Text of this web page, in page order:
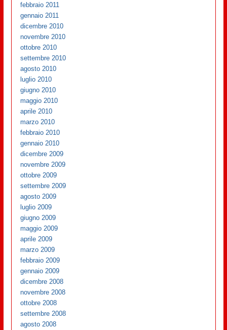
febbraio 2011
gennaio 2011
dicembre 2010
novembre 2010
ottobre 2010
settembre 2010
agosto 2010
luglio 2010
giugno 2010
maggio 2010
aprile 2010
marzo 2010
febbraio 2010
gennaio 2010
dicembre 2009
novembre 2009
ottobre 2009
settembre 2009
agosto 2009
luglio 2009
giugno 2009
maggio 2009
aprile 2009
marzo 2009
febbraio 2009
gennaio 2009
dicembre 2008
novembre 2008
ottobre 2008
settembre 2008
agosto 2008